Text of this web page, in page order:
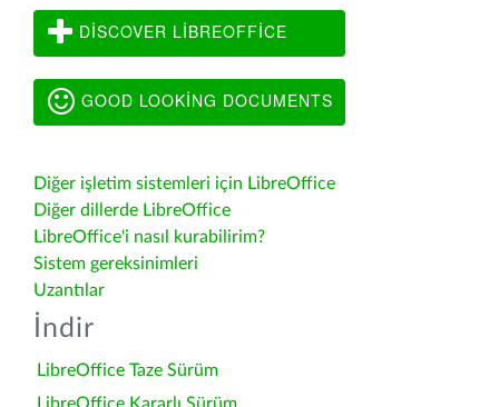
DISCOVER LIBREOFFICE
GOOD LOOKING DOCUMENTS
Diğer işletim sistemleri için LibreOffice
Diğer dillerde LibreOffice
LibreOffice'i nasıl kurabilirim?
Sistem gereksinimleri
Uzantılar
İndir
LibreOffice Taze Sürüm